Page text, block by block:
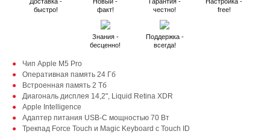
быстро!
факт!
честно!
free!
Знания -
бесценно!
Поддержка -
всегда!
Чип Apple M5 Pro
Оперативная память 24 Гб
Встроенная память 2 Тб
Диагональ дисплея 14,2", Liquid Retina XDR
Apple Intelligence
Адаптер питания USB-C мощностью 70 Вт
Трекпад Force Touch и Magic Keyboard с Touch ID